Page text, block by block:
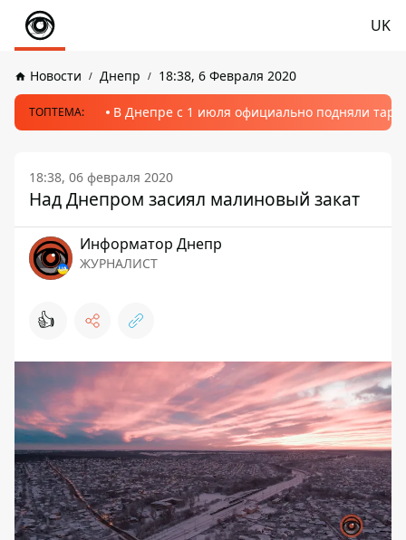
UK
Новости Днепр 18:38, 6 Февраля 2020
ТОПТЕМА: В Днепре с 1 июля официально подняли
18:38, 06 февраля 2020
Над Днепром засиял малиновый закат
Информатор Днепр
ЖУРНАЛИСТ
👍